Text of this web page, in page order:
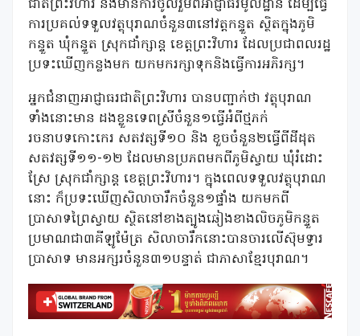
ជាតិព្រះវិហារ និងមានការចូលរួមពីអាជ្ញាធរមូលដ្ឋាន ដើម្បីធ្វើ
ការប្រគល់ទទួលវត្ថុបុរាណចំនួន៣នៅវត្តកន្ទួត ស្ថិតក្នុងភូមិ
កន្ទួត ឃុំកន្ទួត ស្រុកជាំក្សាន្ត ខេត្តព្រះវិហារ ដែលប្រជាពលរដ្ឋ
ប្រទះឃើញកន្លងមក យកមករក្សាទុកនិងធ្វើការអភិរក្ស។
អ្នកជំនាញអាជ្ញាធរជាតិព្រះវិហារ បានបញ្ជាក់ថា វត្ថុបុរាណ
ទាំងនោះមាន ដងខ្លួនទេពស្រីចំនួន១ធ្វើអំពីថ្មភក់
រចនាបទកោះកេរ សតវត្សទី១០ និង ខួចចំនួន២ធ្វើពីដីដុត
សតវត្សទី១១-១២ ដែលមានប្រភពមកពីភូមិស្វាយ ឃុំរំដោះ
ស្រែ ស្រុកជាំក្សាន្ត ខេត្តព្រះវិហារ។ ក្នុងពេលទទួលវត្ថុបុរាណ
នោះ ក៏ប្រទះឃើញសិលាចារឹកចំនួន១ផ្ទាំង យកមកពី
ប្រាសាទព្រៃស្វាយ ស្ថិតនៅខាងត្បូងឆៀងខាងលិចភូមិកន្ទួត
ប្រមាណជា៣គីឡូម៉ែត្រ សិលាចារឹកនោះបានចារលើស៊ុមទ្វារ
ប្រាសាទ មានអក្សរចំនួន៣១បន្ទាត់ ជាភាសាខ្មែរបុរាណ។